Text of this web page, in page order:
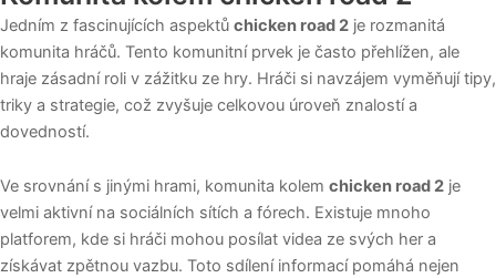
Jedním z fascinujících aspektů chicken road 2 je rozmanitá
komunita hráčů. Tento komunitní prvek je často přehlížen, ale
hraje zásadní roli v zážitku ze hry. Hráči si navzájem vyměňují tipy,
triky a strategie, což zvyšuje celkovou úroveň znalostí a
dovedností.
Ve srovnání s jinými hrami, komunita kolem chicken road 2 je
velmi aktivní na sociálních sítích a fórech. Existuje mnoho
platforem, kde si hráči mohou posílat videa ze svých her a
získávat zpětnou vazbu. Toto sdílení informací pomáhá nejen